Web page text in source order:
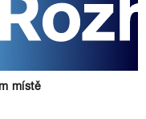
místě